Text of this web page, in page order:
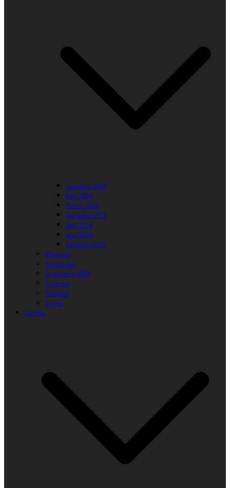
Sulawesi 2008
Bali 2008
Flores 2008
Sumatra 2013
Bali 2014
Java 2014
Sulawesi 2015
Malaysia
Philippinen
Singapore 2008
SriLanka
Thailand
Türkei
Europa